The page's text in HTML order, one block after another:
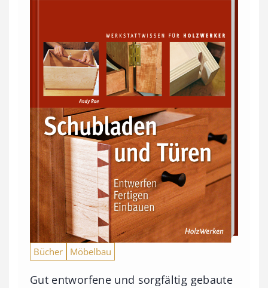
Bücher Möbelbau
Gut entworfene und sorgfältig gebaute